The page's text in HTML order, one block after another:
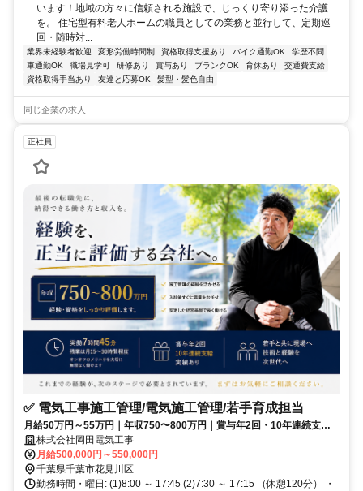
います！地域の方々に信頼される施設で、じっくり寄り添った介護
を。 住宅型有料老人ホームの職員としての業務と並行して、定期巡
回・随時対...
業界未経験者歓迎 変形労働時間制 資格取得支援あり バイク通勤OK
学歴不問
車通勤OK
職場見学可 研修あり 賞与あり ブランクOK 育休あり
交通費支給
資格取得手当あり
友達と応募OK 髪型・髪色自由
同じ企業の求人
正社員
✅ 電気工事施工管理/電気施工管理/若手育成担当
月給50万円～55万円｜年収750〜800万円｜賞与年2回・10年連続支給
｜第一種電気工事士・1級電気工事施工管理技士歓迎｜若手へ技術を受
け継ぐ電気工事施工管理｜仕事人生の集大成｜最後の転職先へ
株式会社岡田電気工事
月給500,000円～550,000円
千葉県千葉市花見川区
勤務時間・曜日: (1)8:00 ～ 17:45 (2)7:30 ～ 17:15 （休憩120分） ・